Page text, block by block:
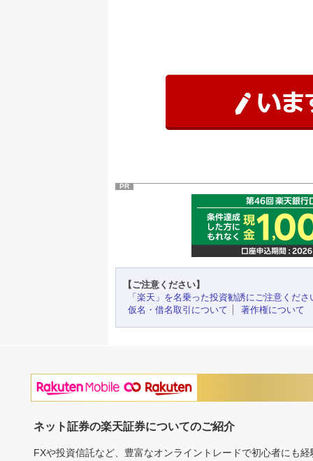
PR
【ご注意ください】
「楽天」を名乗った投資勧誘にご注意くださ
仮名・借名取引について
著作権について
ネット証券の楽天証券についてのご紹介
FXや投資信託など、豊富なオンライントレードで初心者にも